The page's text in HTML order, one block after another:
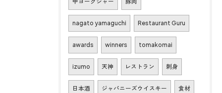
nagato yamaguchi Restaurant Guru
awards winners tomakomai
izumo 天神 レストラン 刺身
日本酒 ジャパニーズウイスキー 食材